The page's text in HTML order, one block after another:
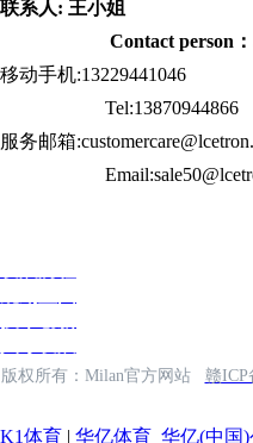
联系人
Contact person：
移动手机
Tel:13870944866
服务邮箱
版权所有：Milan官方网站 赣ICP
K1体育 | 华亿体育_华亿(中国)